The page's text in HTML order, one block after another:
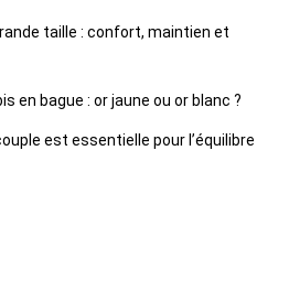
taille : confort, maintien et
en bague : or jaune ou or blanc ?
est essentielle pour l’équilibre